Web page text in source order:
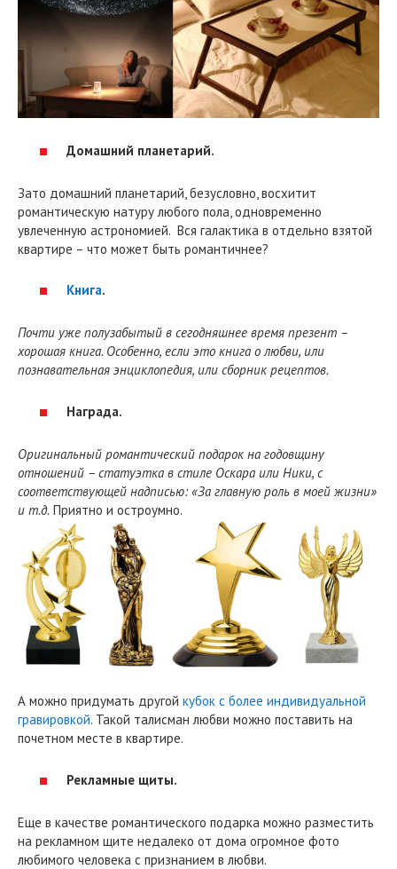
Домашний планетарий.
Зато домашний планетарий, безусловно, восхитит
романтическую натуру любого пола, одновременно
увлеченную астрономией. Вся галактика в отдельно взятой
квартире – что может быть романтичнее?
Книга.
Почти уже полузабытый в сегодняшнее время презент –
хорошая книга. Особенно, если это книга о любви, или
познавательная энциклопедия, или сборник рецептов.
Награда.
Оригинальный романтический подарок на годовщину
отношений – статуэтка в стиле Оскара или Ники, с
соответствующей надписью: «За главную роль в моей жизни»
и т.д. Приятно и остроумно.
А можно придумать другой кубок с более индивидуальной
гравировкой. Такой талисман любви можно поставить на
почетном месте в квартире.
Рекламные щиты.
Еще в качестве романтического подарка можно разместить
на рекламном щите недалеко от дома огромное фото
любимого человека с признанием в любви.